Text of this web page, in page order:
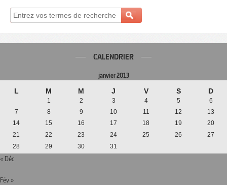
CALENDRIER
janvier 2013
L M M J V S D
1 2 3 4 5
6
7
8 9 10 11 12
13
14
15 16 17 18 19
20
21
22 23 24 25 26
27
28
29 30 31
« Déc
Fév »